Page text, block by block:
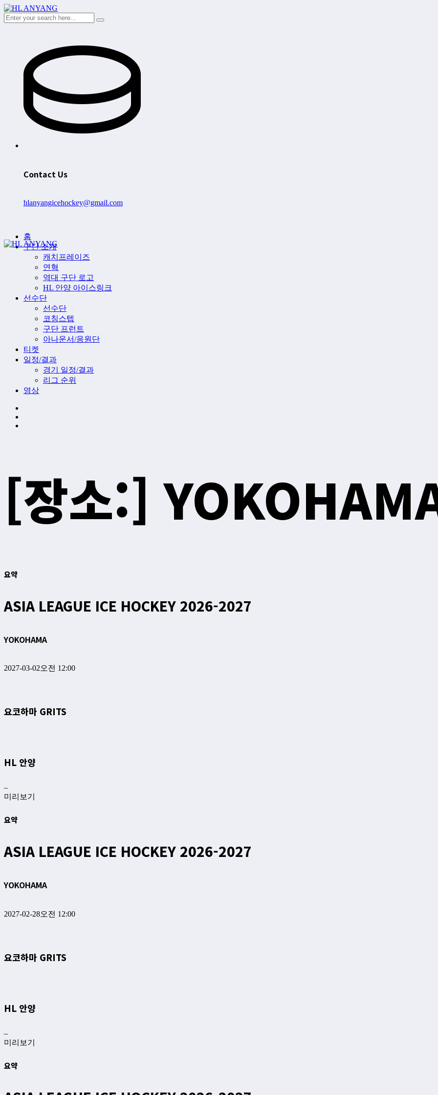
Contact Us
hlanyangicehockey@gmail.com
홈
구단 소개
캐치프레이즈
연혁
역대 구단 로고
HL 안양 아이스링크
선수단
선수단
코칭스텝
구단 프런트
아나운서/응원단
티켓
일정/결과
경기 일정/결과
리그 순위
영상
[장소:]
요약
ASIA LEAGUE ICE HOCKEY 2026-2027
YOKOHAMA
2027-03-02오전 12:00
요코하마 GRITS
HL 안양
–
미리보기
요약
ASIA LEAGUE ICE HOCKEY 2026-2027
YOKOHAMA
2027-02-28오전 12:00
요코하마 GRITS
HL 안양
–
미리보기
요약